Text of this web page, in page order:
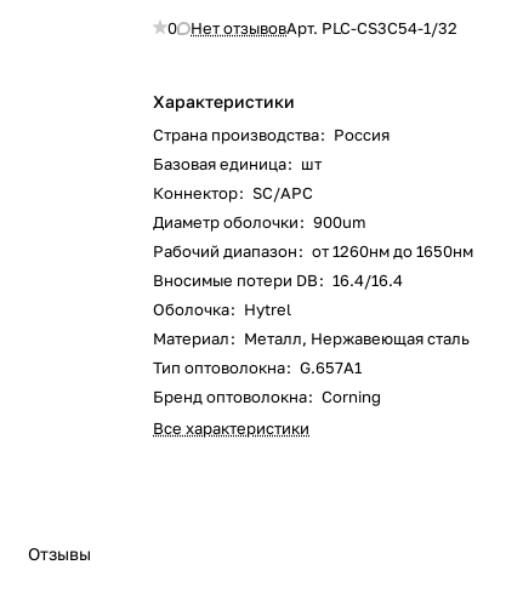
0 Нет отзывовАрт. PLC-CS3C54-1/32
Характеристики
Страна производства: Россия
Базовая единица: шт
Коннектор: SC/APC
Диаметр оболочки: 900um
Рабочий диапазон: от 1260нм до 1650нм
Вносимые потери DB: 16.4/16.4
Оболочка: Hytrel
Материал: Металл, Нержавеющая сталь
Тип оптоволокна: G.657A1
Бренд оптоволокна: Corning
Все характеристики
Отзывы